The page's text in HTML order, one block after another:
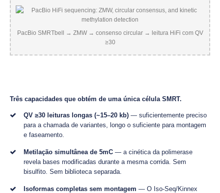
PacBio SMRTbell → ZMW → consenso circular → leitura HiFi com QV
≥30
Três capacidades que obtém de uma única célula SMRT.
QV ≥30 leituras longas (~15–20 kb) — suficientemente preciso
para a chamada de variantes, longo o suficiente para montagem
e faseamento.
Metilação simultânea de 5mC — a cinética da polimerase
revela bases modificadas durante a mesma corrida. Sem
bisulfito. Sem biblioteca separada.
Isoformas completas sem montagem — O Iso-Seq/Kinnex